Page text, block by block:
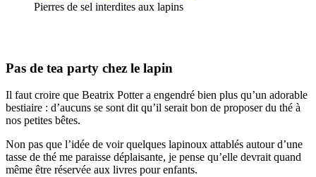
Pierres de sel interdites aux lapins
Pas de tea party chez le lapin
Il faut croire que Beatrix Potter a engendré bien plus qu’un adorable
bestiaire : d’aucuns se sont dit qu’il serait bon de proposer du thé à
nos petites bêtes.
Non pas que l’idée de voir quelques lapinoux attablés autour d’une
tasse de thé me paraisse déplaisante, je pense qu’elle devrait quand
même être réservée aux livres pour enfants.